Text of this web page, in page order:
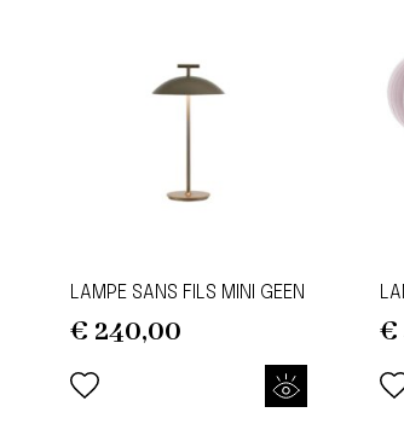
LAMPE SANS FILS MINI GEEN
€ 240,00 €